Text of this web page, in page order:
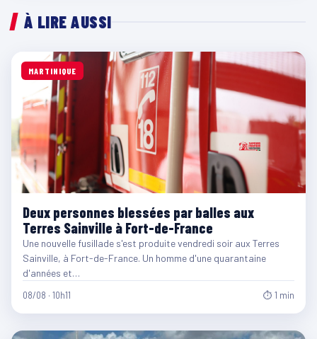
À LIRE AUSSI
MARTINIQUE
Deux personnes blessées par balles aux
Terres Sainville à Fort-de-France
Une nouvelle fusillade s'est produite vendredi soir aux Terres
Sainville, à Fort-de-France. Un homme d'une quarantaine
d'années et…
08/08 · 10h11 ⏱ 1 min